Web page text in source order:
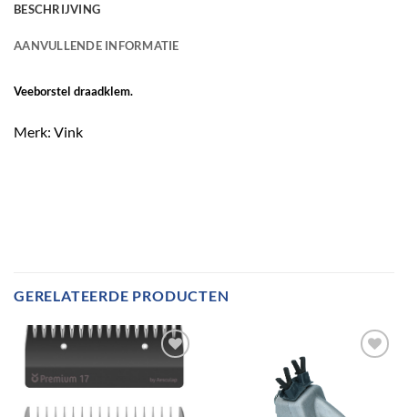
BESCHRIJVING
AANVULLENDE INFORMATIE
Veeborstel draadklem.
Merk: Vink
GERELATEERDE PRODUCTEN
aan